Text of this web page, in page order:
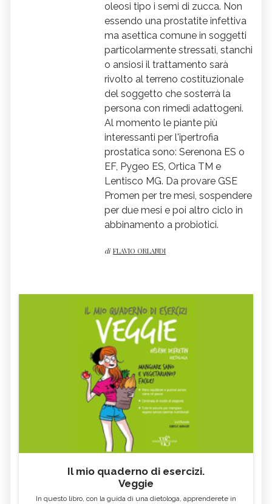
oleosi tipo i semi di zucca. Non
essendo una prostatite infettiva
ma asettica comune in soggetti
particolarmente stressati, stanchi
o ansiosi il trattamento sarà
rivolto al terreno costituzionale
del soggetto che sosterrà la
persona con rimedi adattogeni.
Al momento le piante più
interessanti per l'ipertrofia
prostatica sono: Serenona ES o
EF, Pygeo ES, Ortica TM e
Lentisco MG. Da provare GSE
Promen per tre mesi, sospendere
per due mesi e poi altro ciclo in
abbinamento a probiotici.
di FLAVIO ORLANDI
Il mio quaderno di esercizi.
Veggie
In questo libro, con la guida di una dietologa, apprenderete in